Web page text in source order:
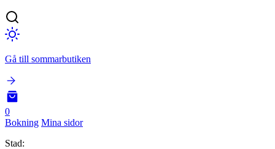
Gå till sommarbutiken
0
Bokning Mina sidor
Stad: